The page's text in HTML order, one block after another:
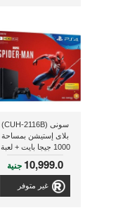
سونى (CUH-2116B)
بلاى إستيشن بمساحة
1000 جيجا بايت + لعبة
سبايدر مان + ذراع تحكم
إضافى
10,999.0 جنية
غير متوفر